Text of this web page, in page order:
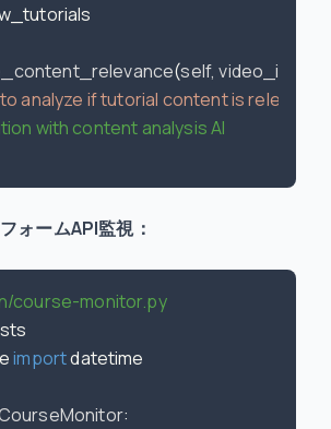
(self, video_id
analyze if tutorial content is relevant
with content analysis AI
ォームAPI監視：
course-monitor.py
import datetime
: